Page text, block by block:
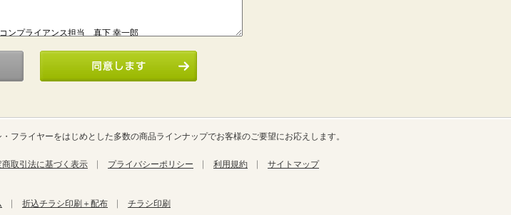
フライヤーをはじめとした多数の商品ラインナップでお客様のご要望にお応えします。
商取引法に基づく表示 プライバシーポリシー 利用規約 サイトマップ
折込チラシ印刷＋配布 チラシ印刷